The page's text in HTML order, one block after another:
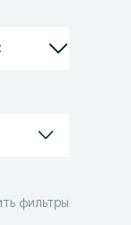
фильтры